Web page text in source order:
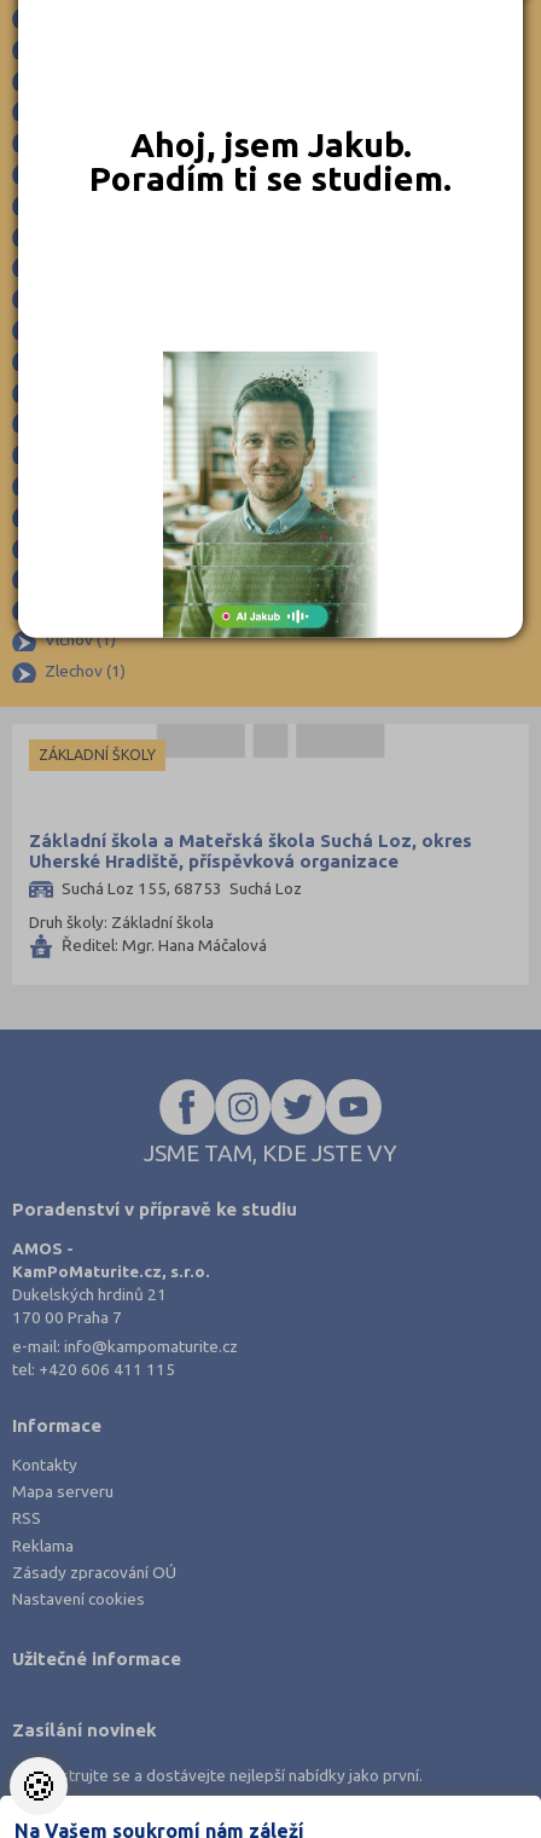
Ahoj, jsem Jakub.
Poradím ti se studiem.
Karlovy Vary (93)
Karviná (145)
Mladá Boleslav (96)
Nový Jičín (118)
Opava (135)
Pardubice (127)
Pelhřimov (62)
Písek (57)
Plzeň-jih (38)
Plzeň-sever (51)
Praha-východ (108)
Prostějov (85)
Přerov (115)
Příbram (105)
Rokycany (33)
Strakonice (65)
Svitavy (105)
Šumperk (111)
Tachov (41)
Trutnov (106)
Třebíč (98)
Starý Hrozenkov (1)
Strání (1)
Uherské Hradiště (35)
Uherské Hradiště-Jarošov (1)
Uherské Hradiště-Mařatice (2)
Uherský Brod (21)
Uherský Brod-Havřice (1)
Uherský Brod-Újezdec (1)
Uherský Ostroh (4)
Uherský Ostroh-Ostrožské Předměstí (1)
Vlčnov (1)
Zlechov (1)
ZÁKLADNÍ ŠKOLY
Základní škola a Mateřská škola Suchá Loz, okres
Uherské Hradiště, příspěvková organizace
Suchá Loz 155, 68753 Suchá Loz
Druh školy: Základní škola
Ředitel: Mgr. Hana Máčalová
JSME TAM, KDE JSTE VY
Poradenství v přípravě ke studiu
AMOS -
KamPoMaturite.cz, s.r.o.
Dukelských hrdinů 21
170 00 Praha 7
e-mail:info@kampomaturite.cz
tel: +420 606 411 115
Informace
Kontakty
Mapa serveru
RSS
Reklama
Zásady zpracování OÚ
Nastavení cookies
Užitečné informace
Zasílání novinek
Zaregistrujte se a dostávejte nejlepší nabídky jako první.
🍪
Na Vašem soukromí nám záleží